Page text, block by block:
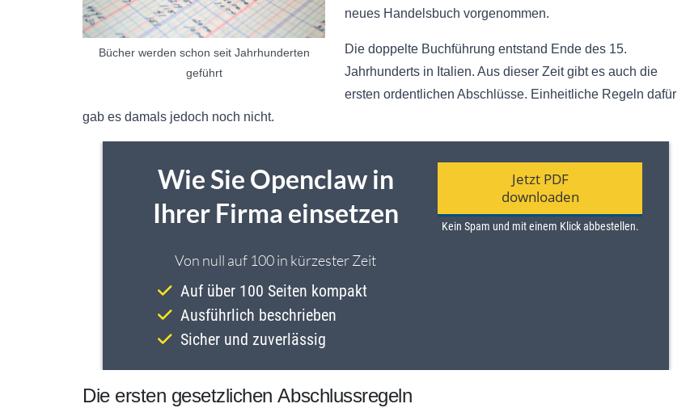
Bücher werden schon seit Jahrhunderten
geführt
neues Handelsbuch vorgenommen.
Die doppelte Buchführung entstand Ende des 15.
Jahrhunderts in Italien. Aus dieser Zeit gibt es auch die
ersten ordentlichen Abschlüsse. Einheitliche Regeln dafür
gab es damals jedoch noch nicht.
Die ersten gesetzlichenAbschlussregeln